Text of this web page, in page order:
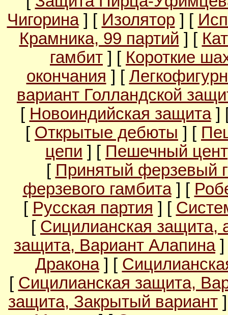
Чигорина] [ Изолятор ] [
Крамника, 99 партий ] [
гамбит ] [ Короткие
окончания ] [
вариант Голландской
[ Новоиндийская защита]
[ Открытые дебюты ] [
цепи ] [ Пешечный
[ Принятый ферзевый
ферзевого гамбита] [
[ Русская партия ] [
[ Сицилианская защита,
защита, Вариант Алапина]
Дракона] [
[ Сицилианская защита,
защита, Закрытый вариант